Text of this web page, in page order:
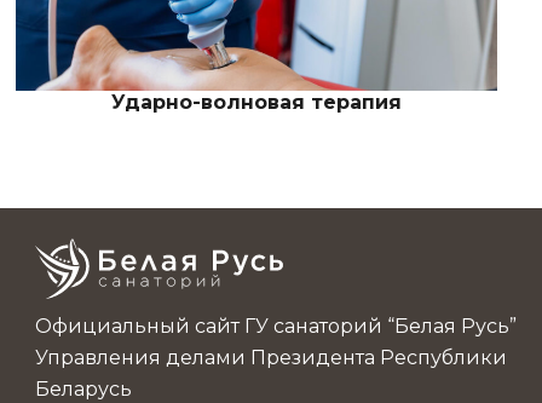
Ударно-волновая терапия
Официальный сайт ГУ санаторий “Белая Русь”
Управления делами Президента Республики
Беларусь